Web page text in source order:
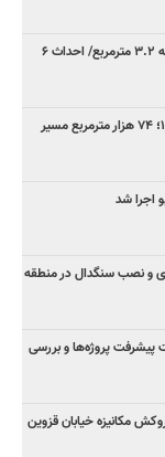
افزایش سرانه فضای سبز منطقه ۱۰ از ۲.۳ به ۳.۲ مترمربع/ احداث ۶
افزایش ۹ برابری احداث پیاده‌رو در منطقه ۱۰؛ ۷۴ هزار مترمربع مسیر
و نصب سنگدال در منطقه
منطقه ۱۰ با محوریت پیشرفت پروژه‌ها و بررسی